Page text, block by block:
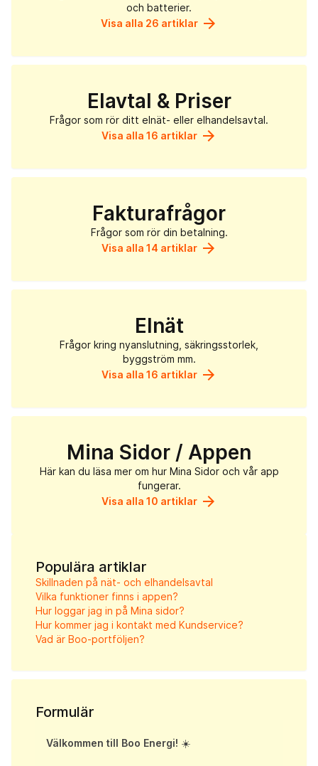
och batterier.
Visa alla 26 artiklar arrow_forward
Elavtal & Priser
Frågor som rör ditt elnät- eller elhandelsavtal.
Visa alla 16 artiklar arrow_forward
Fakturafrågor
Frågor som rör din betalning.
Visa alla 14 artiklar arrow_forward
Elnät
Frågor kring nyanslutning, säkringsstorlek,
byggström mm.
Visa alla 16 artiklar arrow_forward
Mina Sidor / Appen
Här kan du läsa mer om hur Mina Sidor och vår app
fungerar.
Visa alla 10 artiklar arrow_forward
Populära artiklar
Skillnaden på nät- och elhandelsavtal
Vilka funktioner finns i appen?
Hur loggar jag in på Mina sidor?
Hur kommer jag i kontakt med Kundservice?
Vad är Boo-portföljen?
Formulär